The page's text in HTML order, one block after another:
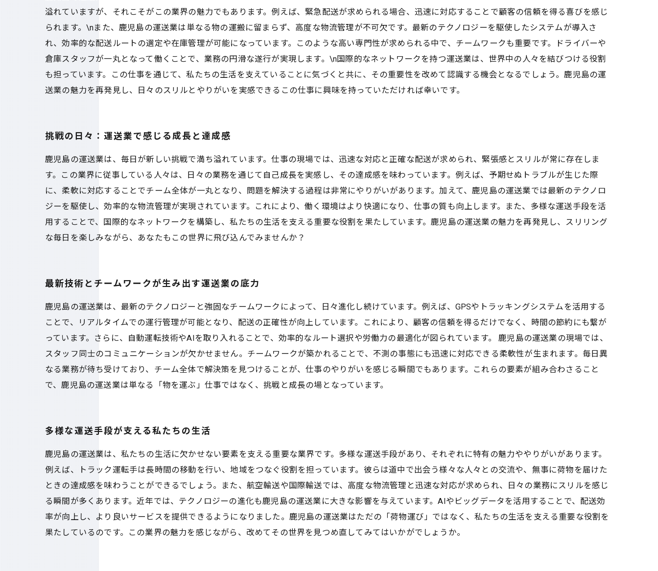
溢れていますが、それこそがこの業界の魅力でもあります。例えば、緊急配送が求められる場合、迅速に対応することで顧客の信頼を得る喜びを感じ
られます。\nまた、鹿児島の運送業は単なる物の運搬に留まらず、高度な物流管理が不可欠です。最新のテクノロジーを駆使したシステムが導入さ
れ、効率的な配送ルートの選定や在庫管理が可能になっています。このような高い専門性が求められる中で、チームワークも重要です。ドライバーや
倉庫スタッフが一丸となって働くことで、業務の円滑な遂行が実現します。\n国際的なネットワークを持つ運送業は、世界中の人々を結びつける役割
も担っています。この仕事を通じて、私たちの生活を支えていることに気づくと共に、その重要性を改めて認識する機会となるでしょう。鹿児島の運
送業の魅力を再発見し、日々のスリルとやりがいを実感できるこの仕事に興味を持っていただければ幸いです。
挑戦の日々：運送業で感じる成長と達成感
鹿児島の運送業は、毎日が新しい挑戦で満ち溢れています。仕事の現場では、迅速な対応と正確な配送が求められ、緊張感とスリルが常に存在しま
す。この業界に従事している人々は、日々の業務を通じて自己成長を実感し、その達成感を味わっています。例えば、予期せぬトラブルが生じた際
に、柔軟に対応することでチーム全体が一丸となり、問題を解決する過程は非常にやりがいがあります。加えて、鹿児島の運送業では最新のテクノロ
ジーを駆使し、効率的な物流管理が実現されています。これにより、働く環境はより快適になり、仕事の質も向上します。また、多様な運送手段を活
用することで、国際的なネットワークを構築し、私たちの生活を支える重要な役割を果たしています。鹿児島の運送業の魅力を再発見し、スリリング
な毎日を楽しみながら、あなたもこの世界に飛び込んでみませんか？
最新技術とチームワークが生み出す運送業の底力
鹿児島の運送業は、最新のテクノロジーと強固なチームワークによって、日々進化し続けています。例えば、GPSやトラッキングシステムを活用する
ことで、リアルタイムでの運行管理が可能となり、配送の正確性が向上しています。これにより、顧客の信頼を得るだけでなく、時間の節約にも繋が
っています。さらに、自動運転技術やAIを取り入れることで、効率的なルート選択や労働力の最適化が図られています。 鹿児島の運送業の現場では、
スタッフ同士のコミュニケーションが欠かせません。チームワークが築かれることで、不測の事態にも迅速に対応できる柔軟性が生まれます。毎日異
なる業務が待ち受けており、チーム全体で解決策を見つけることが、仕事のやりがいを感じる瞬間でもあります。これらの要素が組み合わさること
で、鹿児島の運送業は単なる「物を運ぶ」仕事ではなく、挑戦と成長の場となっています。
多様な運送手段が支える私たちの生活
鹿児島の運送業は、私たちの生活に欠かせない要素を支える重要な業界です。多様な運送手段があり、それぞれに特有の魅力ややりがいがあります。
例えば、トラック運転手は長時間の移動を行い、地域をつなぐ役割を担っています。彼らは道中で出会う様々な人々との交流や、無事に荷物を届けた
ときの達成感を味わうことができるでしょう。また、航空輸送や国際輸送では、高度な物流管理と迅速な対応が求められ、日々の業務にスリルを感じ
る瞬間が多くあります。近年では、テクノロジーの進化も鹿児島の運送業に大きな影響を与えています。AIやビッグデータを活用することで、配送効
率が向上し、より良いサービスを提供できるようになりました。鹿児島の運送業はただの「荷物運び」ではなく、私たちの生活を支える重要な役割を
果たしているのです。この業界の魅力を感じながら、改めてその世界を見つめ直してみてはいかがでしょうか。